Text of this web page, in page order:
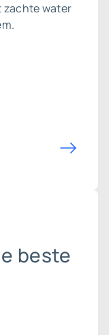
zachte water
beste